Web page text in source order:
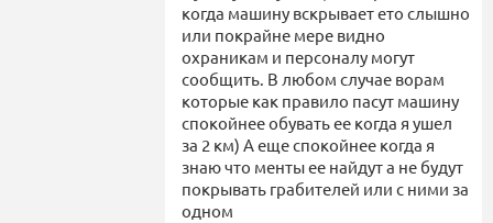
когда машину вскрывает ето слышно
или покрайне мере видно
охраникам и персоналу могут
сообщить. В любом случае ворам
которые как правило пасут машину
спокойнее обувать ее когда я ушел
за 2 км) А еще спокойнее когда я
знаю что менты ее найдут а не будут
покрывать грабителей или с ними за
одном